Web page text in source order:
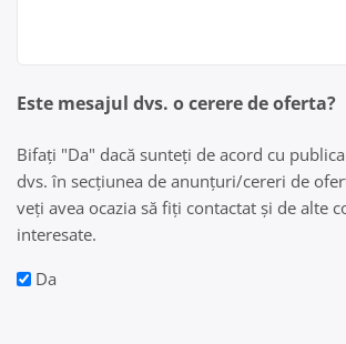
Este mesajul dvs. o cerere de oferta?
Bifați "Da" dacă sunteți de acord cu
dvs. în secțiunea de anunțuri/cereri de
veți avea ocazia să fiți contactat și de alte
interesate.
Da